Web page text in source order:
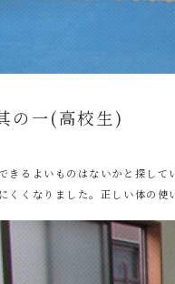
の一(高校生)
きるよいものはないかと探し
くくなりました。正しい体の